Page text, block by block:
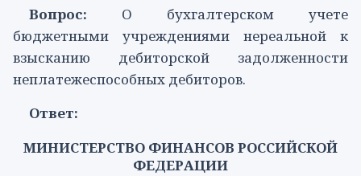
Вопрос: О бухгалтерском учете
бюджетными учреждениями нереальной к
взысканию дебиторской задолженности
неплатежеспособных дебиторов.
Ответ:
МИНИСТЕРСТВО ФИНАНСОВ РОССИЙСКОЙ
ФЕДЕРАЦИИ